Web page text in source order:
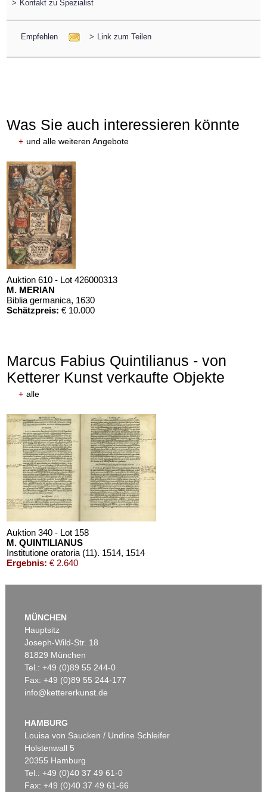
> Kontakt zu Spezialist
Empfehlen > Link zum Teilen
Was Sie auch interessieren könnte
+ und alle weiteren Angebote
Auktion 610 - Lot 426000313
M. MERIAN
Biblia germanica, 1630
Schätzpreis: € 10.000
Marcus Fabius Quintilianus - von
Ketterer Kunst verkaufte Objekte
+ alle
Auktion 340 - Lot 158
M. QUINTILIANUS
Institutione oratoria (11). 1514, 1514
Ergebnis: € 2.640
Auktion 340 - Lot 159
Ergebnis:€ 384
MÜNCHEN
Hauptsitz
Joseph-Wild-Str. 18
81829 München
Tel.: +49 (0)89 55 244-0
Fax: +49 (0)89 55 244-177
info@kettererkunst.de
HAMBURG
Louisa von Saucken / Undine Schleifer
Holstenwall 5
20355 Hamburg
Tel.: +49 (0)40 37 49 61-0
Fax: +49 (0)40 37 49 61-66